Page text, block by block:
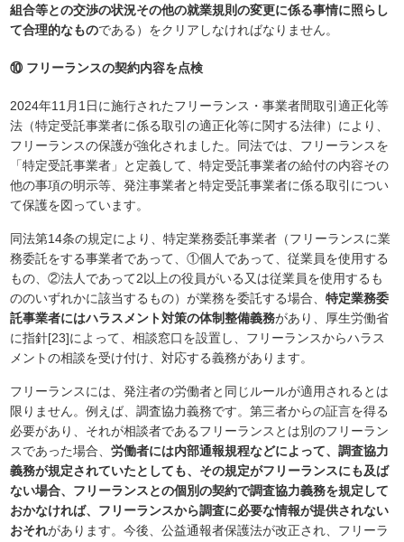
組合等との交渉の状況その他の就業規則の変更に係る事情に照らし
て合理的なものである）をクリアしなければなりません。
⑩ フリーランスの契約内容を点検
2024年11月1日に施行されたフリーランス・事業者間取引適正化等
法（特定受託事業者に係る取引の適正化等に関する法律）により、
フリーランスの保護が強化されました。同法では、フリーランスを
「特定受託事業者」と定義して、特定受託事業者の給付の内容その
他の事項の明示等、発注事業者と特定受託事業者に係る取引につい
て保護を図っています。
同法第14条の規定により、特定業務委託事業者（フリーランスに業
務委託をする事業者であって、①個人であって、従業員を使用する
もの、②法人であって2以上の役員がいる又は従業員を使用するも
ののいずれかに該当するもの）が業務を委託する場合、特定業務委
託事業者にはハラスメント対策の体制整備義務があり、厚生労働省
に指針[23]によって、相談窓口を設置し、フリーランスからハラス
メントの相談を受け付け、対応する義務があります。
フリーランスには、発注者の労働者と同じルールが適用されるとは
限りません。例えば、調査協力義務です。第三者からの証言を得る
必要があり、それが相談者であるフリーランスとは別のフリーラン
スであった場合、労働者には内部通報規程などによって、調査協力
義務が規定されていたとしても、その規定がフリーランスにも及ば
ない場合、フリーランスとの個別の契約で調査協力義務を規定して
おかなければ、フリーランスから調査に必要な情報が提供されない
おそれがあります。今後、公益通報者保護法が改正され、フリーラ